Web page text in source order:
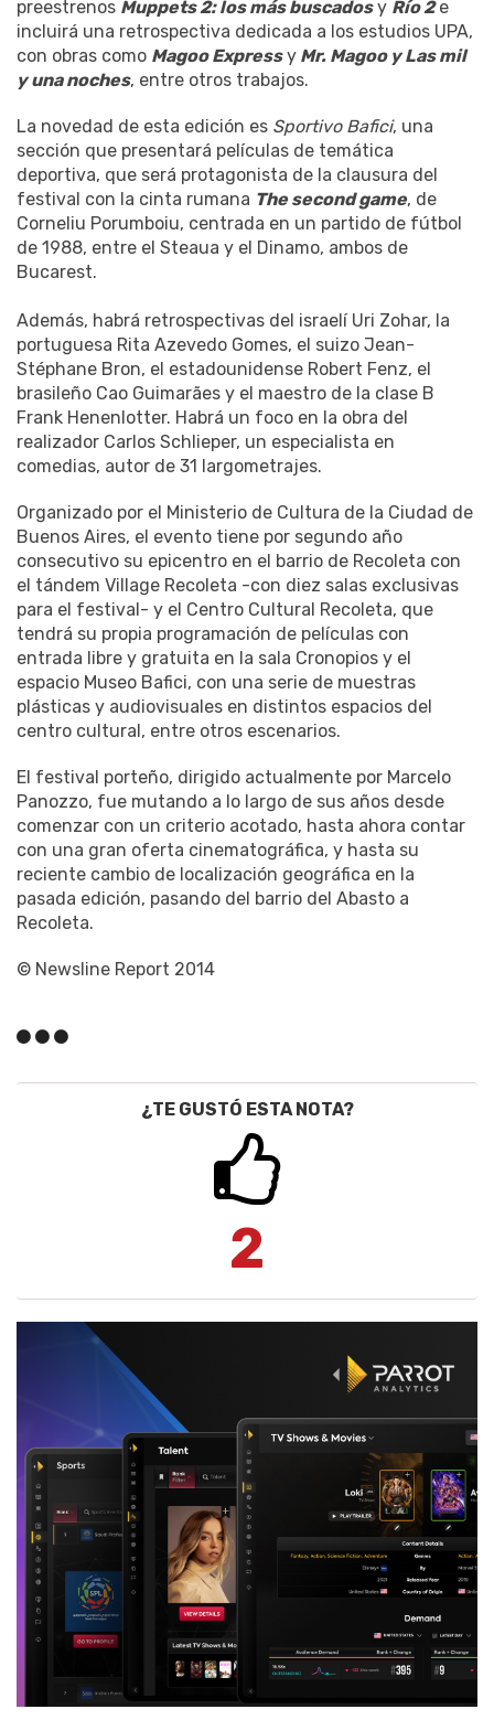
preestrenos Muppets 2: los más buscadosy Río 2e
incluirá una retrospectiva dedicada a los estudios UPA,
con obras como Magoo Expressy Mr. Magoo y Las mil
y una noches, entre otros trabajos.
La novedad de esta edición es Sportivo Bafici, una
sección que presentará películas de temática
deportiva, que será protagonista de la clausura del
festival con la cinta rumana The second game, de
Corneliu Porumboiu, centrada en un partido de fútbol
de 1988, entre el Steaua y el Dinamo, ambos de
Bucarest.
Además, habrá retrospectivas del israelí Uri Zohar, la
portuguesa Rita Azevedo Gomes, el suizo Jean-
Stéphane Bron, el estadounidense Robert Fenz, el
brasileño Cao Guimarães y el maestro de la clase B
Frank Henenlotter. Habrá un foco en la obra del
realizador Carlos Schlieper, un especialista en
comedias, autor de 31 largometrajes.
Organizado por el Ministerio de Cultura de la Ciudad de
Buenos Aires, el evento tiene por segundo año
consecutivo su epicentro en el barrio de Recoleta con
el tándem Village Recoleta -con diez salas exclusivas
para el festival- y el Centro Cultural Recoleta, que
tendrá su propia programación de películas con
entrada libre y gratuita en la sala Cronopios y el
espacio Museo Bafici, con una serie de muestras
plásticas y audiovisuales en distintos espacios del
centro cultural, entre otros escenarios.
El festival porteño, dirigido actualmente por Marcelo
Panozzo, fue mutando a lo largo de sus años desde
comenzar con un criterio acotado, hasta ahora contar
con una gran oferta cinematográfica, y hasta su
reciente cambio de localización geográfica en la
pasada edición, pasando del barrio del Abasto a
Recoleta.
© Newsline Report 2014
¿TE GUSTÓ ESTA NOTA?
2